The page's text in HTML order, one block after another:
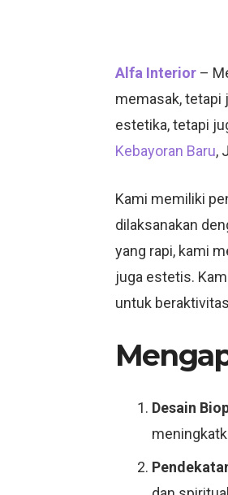
Alfa Interior –
memasak, tetapi
estetika, tetapi
Kebayoran Baru,
Kami memiliki
dilaksanakan
yang rapi, kami
juga estetis.
untuk
Desain